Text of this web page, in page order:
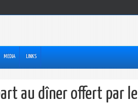
MEDIA LINKS
au dîner offert par le